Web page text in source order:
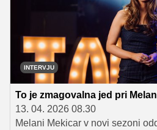
INTERVJU
To je zmagovalna jed pri
13. 04. 2026 08.30
Melani Mekicar v novi sezoni